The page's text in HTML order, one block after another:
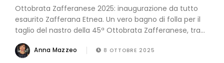
Ottobrata Zafferanese 2025: inaugurazione da tutto
esaurito Zafferana Etnea. Un vero bagno di folla per il
taglio del nastro della 45ª Ottobrata Zafferanese, tra...
Anna Mazzeo 8 OTTOBRE 2025